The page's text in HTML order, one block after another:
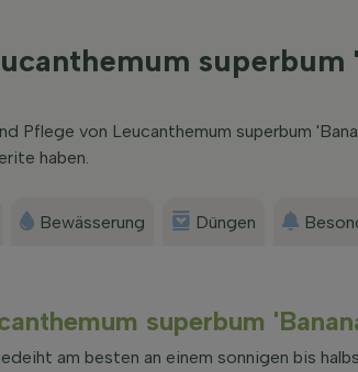
superbum
Pflege von Leucanthemum superbum
haben.
Bewässerung Düngen
superbum
am besten an einem sonnigen bis